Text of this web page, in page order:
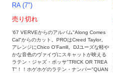
RA (7")
売り切れ
'67 VERVEからのアルバム"Along Comes
Cal"からのカット。PROはCreed Taylor。
アレンジにChico O'Farrill。DJユーズな軽や
かな音色のヴァイヴにスキャットが映える
ラテン・ジャズ・ボッサ"TRICK OR TREA
T"！！ホゲホゲのラテン・ナンバー"QUAN